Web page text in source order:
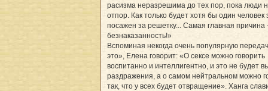
расизма неразрешима до тех пор, пока люди
отпор. Как только будет хотя бы один человек
посажен за решетку... Самая главная
безнаказанность!»
Вспоминая некогда очень популярную
это», Елена говорит: «О сексе можно говорить
воспитанно и интеллигентно, и это не будет
раздражения, а о самом нейтральном можно
так, что у всех будет отвращение». Ханга